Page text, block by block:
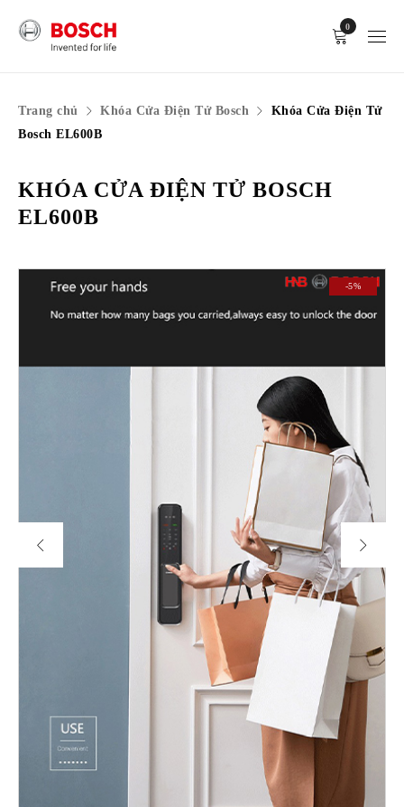
0
Trang chủ Khóa Cửa Điện Tử Bosch
Khóa Cửa Điện Tử
Bosch EL600B
KHÓA CỬA ĐIỆN TỬ BOSCH
EL600B
-5%